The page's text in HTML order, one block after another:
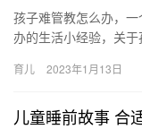
孩子难管教怎么办，
办的生活小经验，关于
难…
育儿 2023年1月13日
儿童睡前故事 合